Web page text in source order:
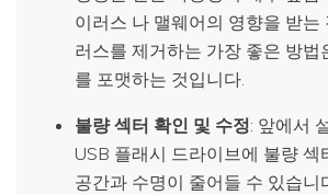
이러스 나 맬웨어의 영향을 받는
러스를 제거하는 가장 좋은 방법
를 포맷하는 것입니다.
불량 섹터 확인 및 수정: 앞에서
USB 플래시 드라이브에 불량 섹
공간과 수명이 줄어들 수 있습니